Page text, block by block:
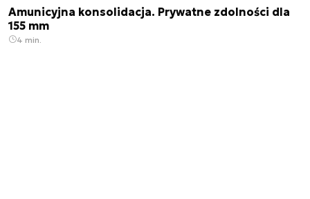
Amunicyjna konsolidacja. Prywatne zdolności dla
155 mm
4 min.